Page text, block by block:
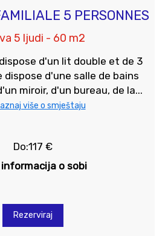
5 PERSONNES
5 ljudi - 60 m2
d'un lit double et de 3
dispose d'une salle de bains
miroir, d'un bureau, de la...
više o smještaju
Do:117 €
informacija o sobi
Rezerviraj